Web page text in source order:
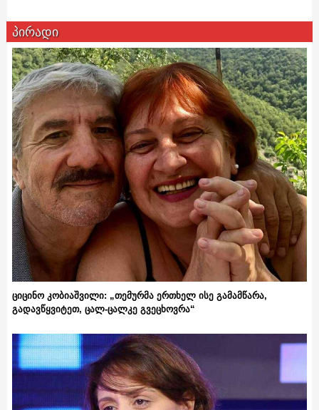
პირადი
ციცინო კობიაშვილი: „თემურმა ერთხელ ისე გამამწარა,
გადავწყვიტეთ, ცალ-ცალკე გვეცხოვრა“